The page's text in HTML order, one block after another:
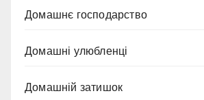
Домашнє господарство
Домашні улюбленці
Домашній затишок